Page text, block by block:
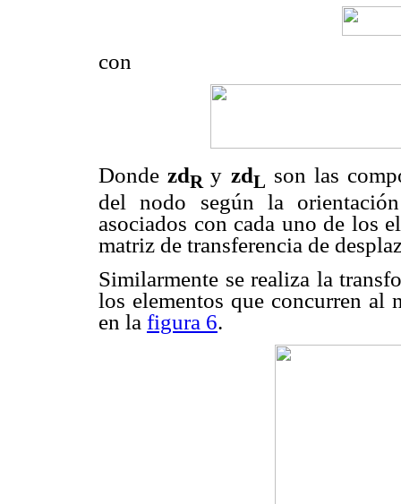
con
Donde zdRy zdL son las
del nodo según la
asociados con cada uno de los
matriz de transferencia de
Similarmente se realiza la
los elementos que concurren al
en la figura 6.